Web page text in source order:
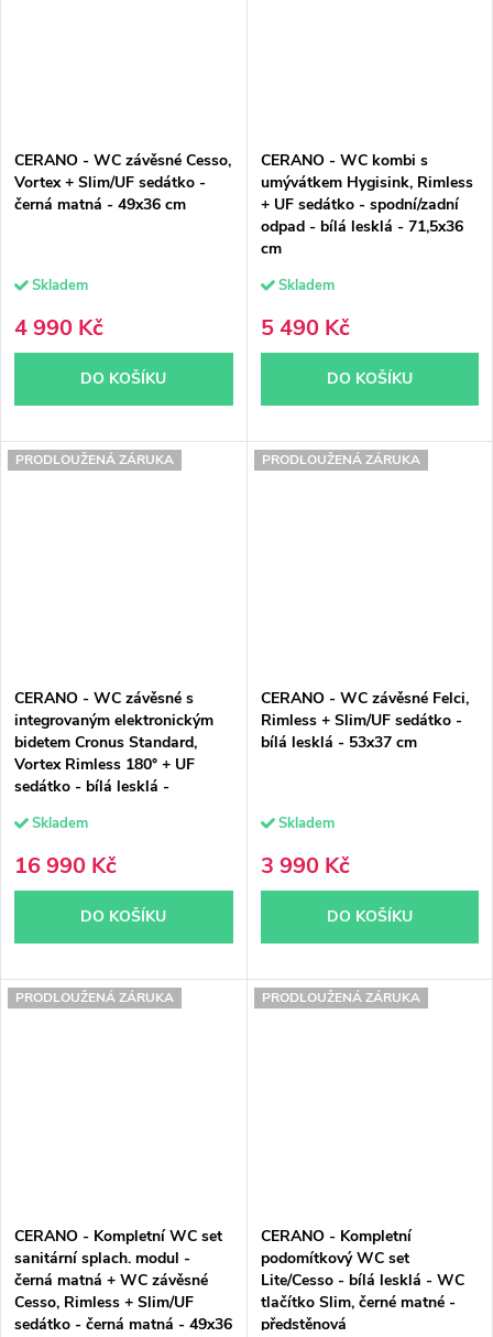
CERANO - WC závěsné Cesso,
Vortex + Slim/UF sedátko -
černá matná - 49x36 cm
Skladem
4 990 Kč
DO KOŠÍKU
CERANO - WC kombi s
umývátkem Hygisink, Rimless
+ UF sedátko - spodní/zadní
odpad - bílá lesklá - 71,5x36
cm
Skladem
5 490 Kč
DO KOŠÍKU
PRODLOUŽENÁ ZÁRUKA
CERANO - WC závěsné s
integrovaným elektronickým
bidetem Cronus Standard,
Vortex Rimless 180° + UF
sedátko - bílá lesklá -
Skladem
16 990 Kč
DO KOŠÍKU
PRODLOUŽENÁ ZÁRUKA
CERANO - WC závěsné Felci,
Rimless + Slim/UF sedátko -
bílá lesklá - 53x37 cm
Skladem
3 990 Kč
DO KOŠÍKU
PRODLOUŽENÁ ZÁRUKA
CERANO - Kompletní WC set
sanitární splach. modul -
černá matná + WC závěsné
Cesso, Rimless + Slim/UF
sedátko - černá matná - 49x36
PRODLOUŽENÁ ZÁRUKA
CERANO - Kompletní
podomítkový WC set
Lite/Cesso - bílá lesklá - WC
tlačítko Slim, černé matné -
předstěnová